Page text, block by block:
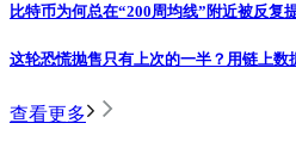
比特币为何总在“200周均线”附近被反复
这轮恐慌抛售只有上次的一半？用链上数
查看更多